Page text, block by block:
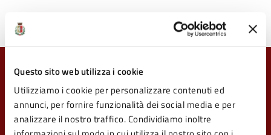
Questo sito web utilizza i cookie
Utilizziamo i cookie per personalizzare contenuti ed
annunci, per fornire funzionalità dei social media e per
analizzare il nostro traffico. Condividiamo inoltre
Quanto sono chiare le informazioni su questa
pagina?
Valuta da 1 a 5 stelle la pagina